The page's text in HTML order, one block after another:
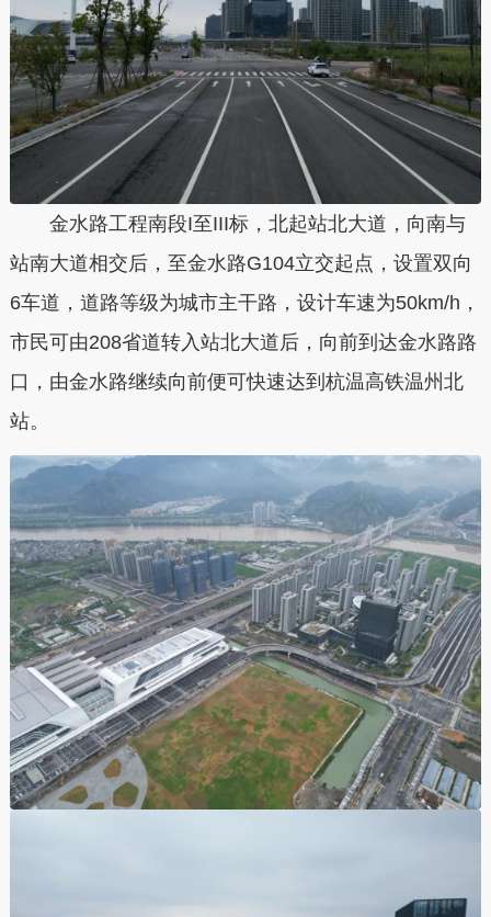
金水路工程南段I至III标， 北起站北大道，向南与
站南大道相交后，至金水路G104立交起点，设置双向
6车道 ，道路等级为城市主干路，设计车速为50km/h，
市民可由208省道转入站北大道后，向前到达金水路路
口，由金水路继续向前便可快速达到杭温高铁温州北
站。